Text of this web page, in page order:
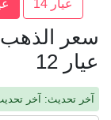
عيار 14
سعر الذهب
عيار 12
آخر تحديث: آخر تحديث: الخميس 06 أغسطس